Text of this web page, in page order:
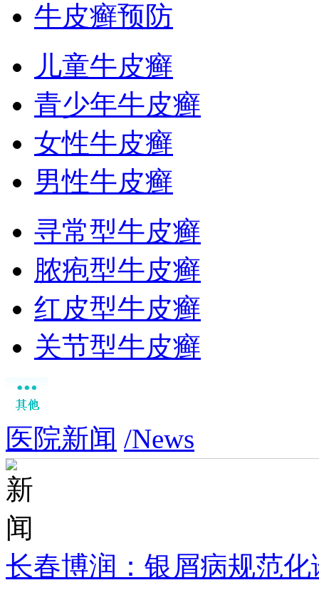
牛皮癣预防
儿童牛皮癣
青少年牛皮癣
女性牛皮癣
男性牛皮癣
寻常型牛皮癣
脓疱型牛皮癣
红皮型牛皮癣
关节型牛皮癣
医院新闻 /News
长春博润：银屑病规范化